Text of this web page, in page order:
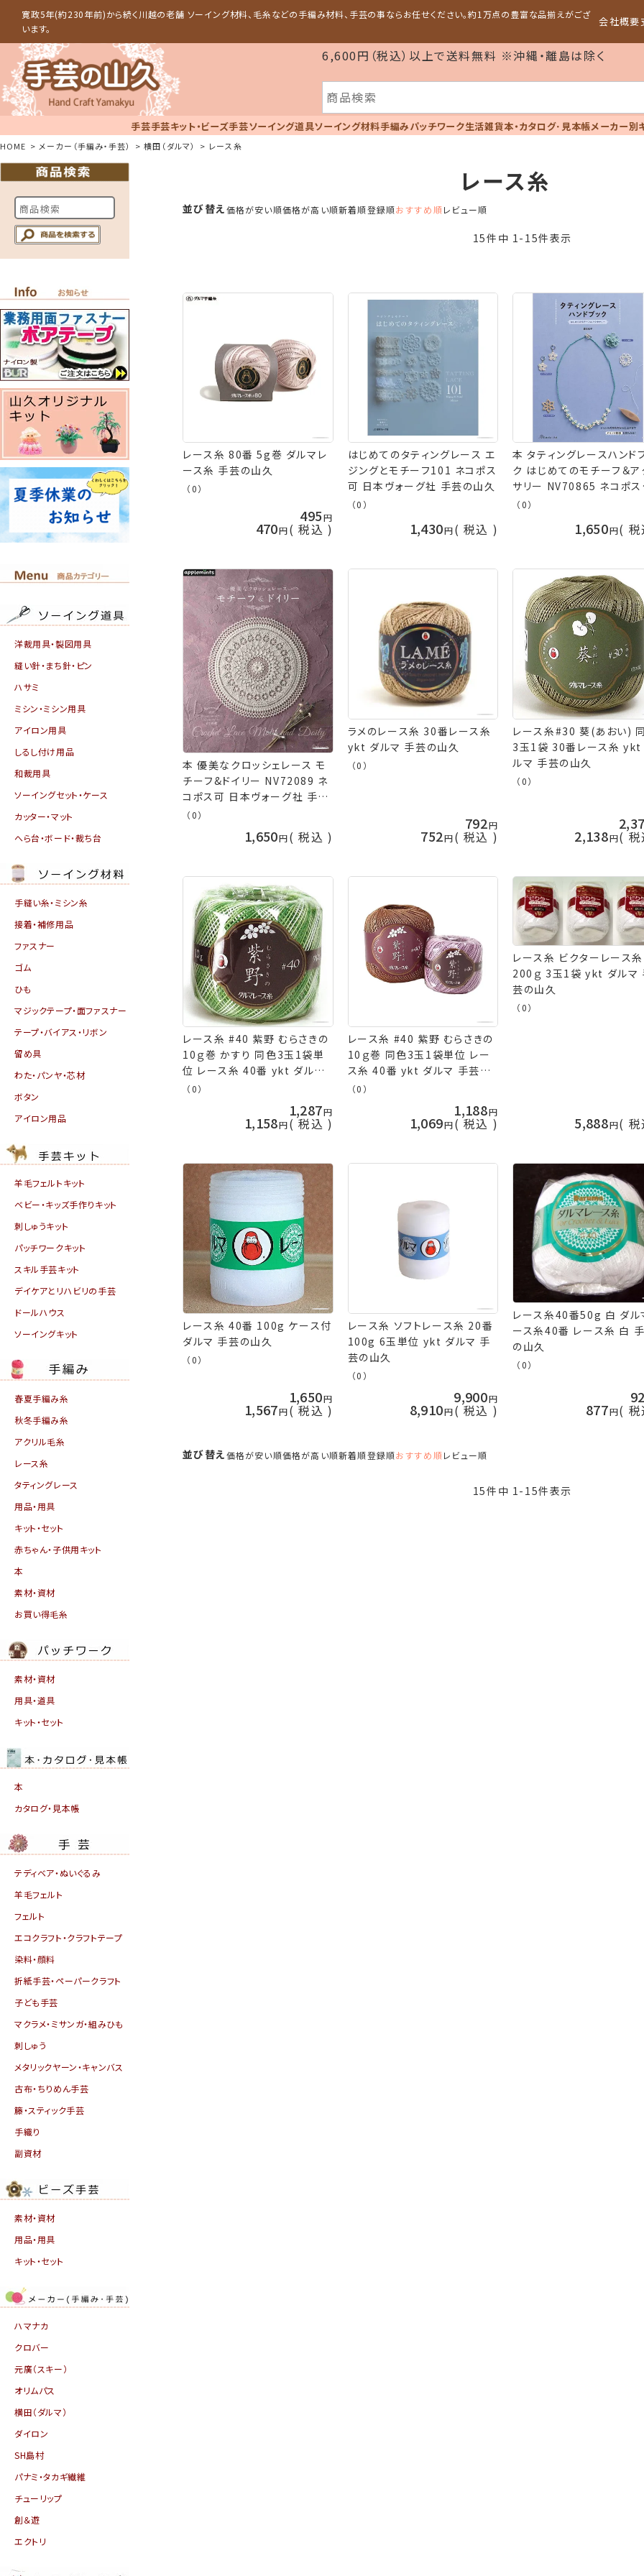
寛政5年(約230年前)から続く川越の老舗 ソーイング材料、毛糸などの手編み材料、手芸の事ならお任せください。約1万点の豊富な品揃えがござ
います。
会社概要
6,600円（税込）以上で送料無料 ※沖縄・離島は除く
手芸手芸キット・ビーズ手芸ソーイング道具ソーイング材料手編みパッチワーク生活雑貨本・カタログ･見本帳メーカー別
HOME メーカー（手編み・手芸） 横田（ダルマ） レース糸
洋裁用具・製図用具
縫い針・まち針・ピン
ハサミ
ミシン・ミシン用具
アイロン用具
しるし付け用品
和裁用具
ソーイングセット・ケース
カッター・マット
へら台・ボード・裁ち台
手縫い糸・ミシン糸
接着・補修用品
ファスナー
ゴム
ひも
マジックテープ・面ファスナー
テープ・バイアス・リボン
留め具
わた・パンヤ・芯材
ボタン
アイロン用品
羊毛フェルトキット
ベビー・キッズ手作りキット
刺しゅうキット
パッチワークキット
スキル手芸キット
デイケアとリハビリの手芸
ドールハウス
ソーイングキット
春夏手編み糸
秋冬手編み糸
アクリル毛糸
レース糸
タティングレース
用品・用具
キット・セット
赤ちゃん・子供用キット
本
素材・資材
お買い得毛糸
素材・資材
用具・道具
キット・セット
本
カタログ・見本帳
テディベア・ぬいぐるみ
羊毛フェルト
フェルト
エコクラフト・クラフトテープ
染料・顔料
折紙手芸・ペーパークラフト
子ども手芸
マクラメ・ミサンガ・組みひも
刺しゅう
メタリックヤーン・キャンバス
古布・ちりめん手芸
籐・スティック手芸
手織り
副資材
素材・資材
用品・用具
キット・セット
ハマナカ
クロバー
元廣（スキー）
オリムパス
横田（ダルマ）
ダイロン
SH島村
パナミ・タカギ繊維
チューリップ
創＆遊
エクトリ
レース糸
並び替え価格が安い順価格が高い順新着順登録順おすすめ順レビュー順
15件中 1 - 15件表示
レース糸 80番 5g巻 ダルマレ
ース糸 手芸の山久
（0）
495
470 税込
はじめてのタティングレース エ
ジングとモチーフ101 ネコポス
可 日本ヴォーグ社 手芸の山久
（0）
1,430 税込
本 タティングレースハンド
ク はじめてのモチーフ＆ア
サリー NV70865 ネコポス
日本ヴォーグ社 手芸の山久
（0）
1,650 税
本 優美なクロッシェレース モ
チーフ&ドイリー NV72089 ネ
コポス可 日本ヴォーグ社 手芸
の山久
（0）
1,650 税込
ラメのレース糸 30番レース糸
ykt ダルマ 手芸の山久
（0）
792
752 税込
レース糸#30 葵(あおい)
3玉1袋 30番レース糸 ykt
ルマ 手芸の山久
（0）
2,138 税
レース糸 #40 紫野 むらさきの
10ｇ巻 かすり 同色3玉1袋単
位 レース糸 40番 ykt ダルマ
手芸の山久
（0）
1,287
1,158 税込
レース糸 #40 紫野 むらさきの
10ｇ巻 同色3玉1袋単位 レー
ス糸 40番 ykt ダルマ 手芸の
山久
（0）
1,188
1,069 税込
レース糸 ビクターレース
200ｇ 3玉1袋 ykt ダルマ
芸の山久
（0）
5,888 税
レース糸 40番 100g ケース付
ダルマ 手芸の山久
（0）
1,650
1,567 税込
レース糸 ソフトレース糸 20番
100g 6玉単位 ykt ダルマ 手
芸の山久
（0）
9,900
8,910 税込
レース糸40番50g 白 ダル
ース糸40番 レース糸 白
の山久
（0）
877 税
並び替え価格が安い順価格が高い順新着順登録順おすすめ順レビュー順
15件中 1 - 15件表示